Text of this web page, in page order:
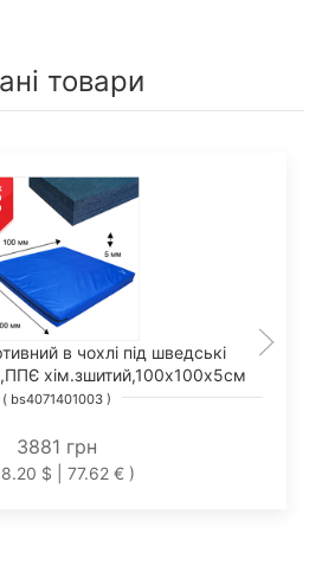
товари
в чохлі під шведські
хім.зшитий,100х100х5см
( bs4071401003 )
3881 грн
$ | 77.62 € )